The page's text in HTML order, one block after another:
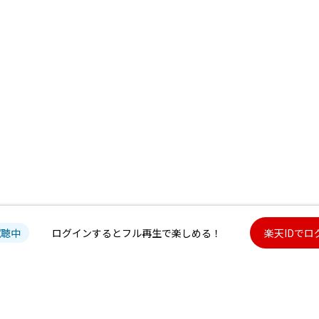
中 ログインするとフル再生で楽しめる！ 楽天IDでロ